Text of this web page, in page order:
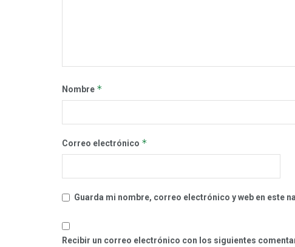
Nombre *
Correo electrónico *
Guarda mi nombre, correo electrónico y web en este
Recibir un correo electrónico con los siguientes